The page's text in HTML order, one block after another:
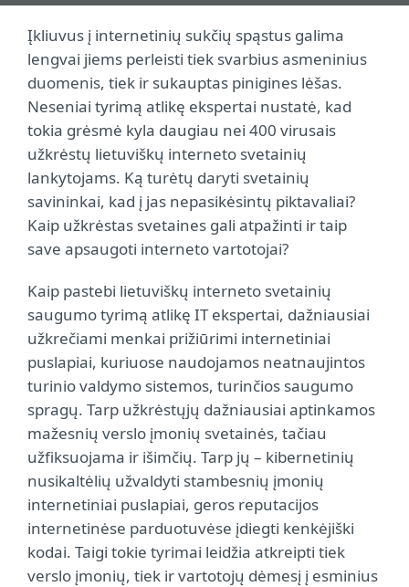
Įkliuvus į internetinių sukčių spąstus galima
lengvai jiems perleisti tiek svarbius asmeninius
duomenis, tiek ir sukauptas pinigines lėšas.
Neseniai tyrimą atlikę ekspertai nustatė, kad
tokia grėsmė kyla daugiau nei 400 virusais
užkrėstų lietuviškų interneto svetainių
lankytojams. Ką turėtų daryti svetainių
savininkai, kad į jas nepasikėsintų piktavaliai?
Kaip užkrėstas svetaines gali atpažinti ir taip
save apsaugoti interneto vartotojai?
Kaip pastebi lietuviškų interneto svetainių
saugumo tyrimą atlikę IT ekspertai, dažniausiai
užkrečiami menkai prižiūrimi internetiniai
puslapiai, kuriuose naudojamos neatnaujintos
turinio valdymo sistemos, turinčios saugumo
spragų. Tarp užkrėstųjų dažniausiai aptinkamos
mažesnių verslo įmonių svetainės, tačiau
užfiksuojama ir išimčių. Tarp jų – kibernetinių
nusikaltėlių užvaldyti stambesnių įmonių
internetiniai puslapiai, geros reputacijos
internetinėse parduotuvėse įdiegti kenkėjiški
kodai. Taigi tokie tyrimai leidžia atkreipti tiek
verslo įmonių, tiek ir vartotojų dėmesį į esminius